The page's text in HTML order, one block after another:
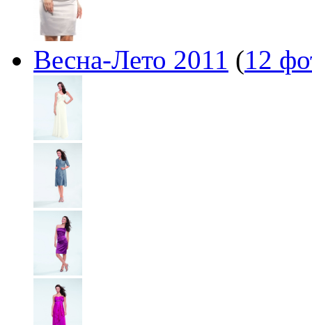
Весна-Лето 2011 (12